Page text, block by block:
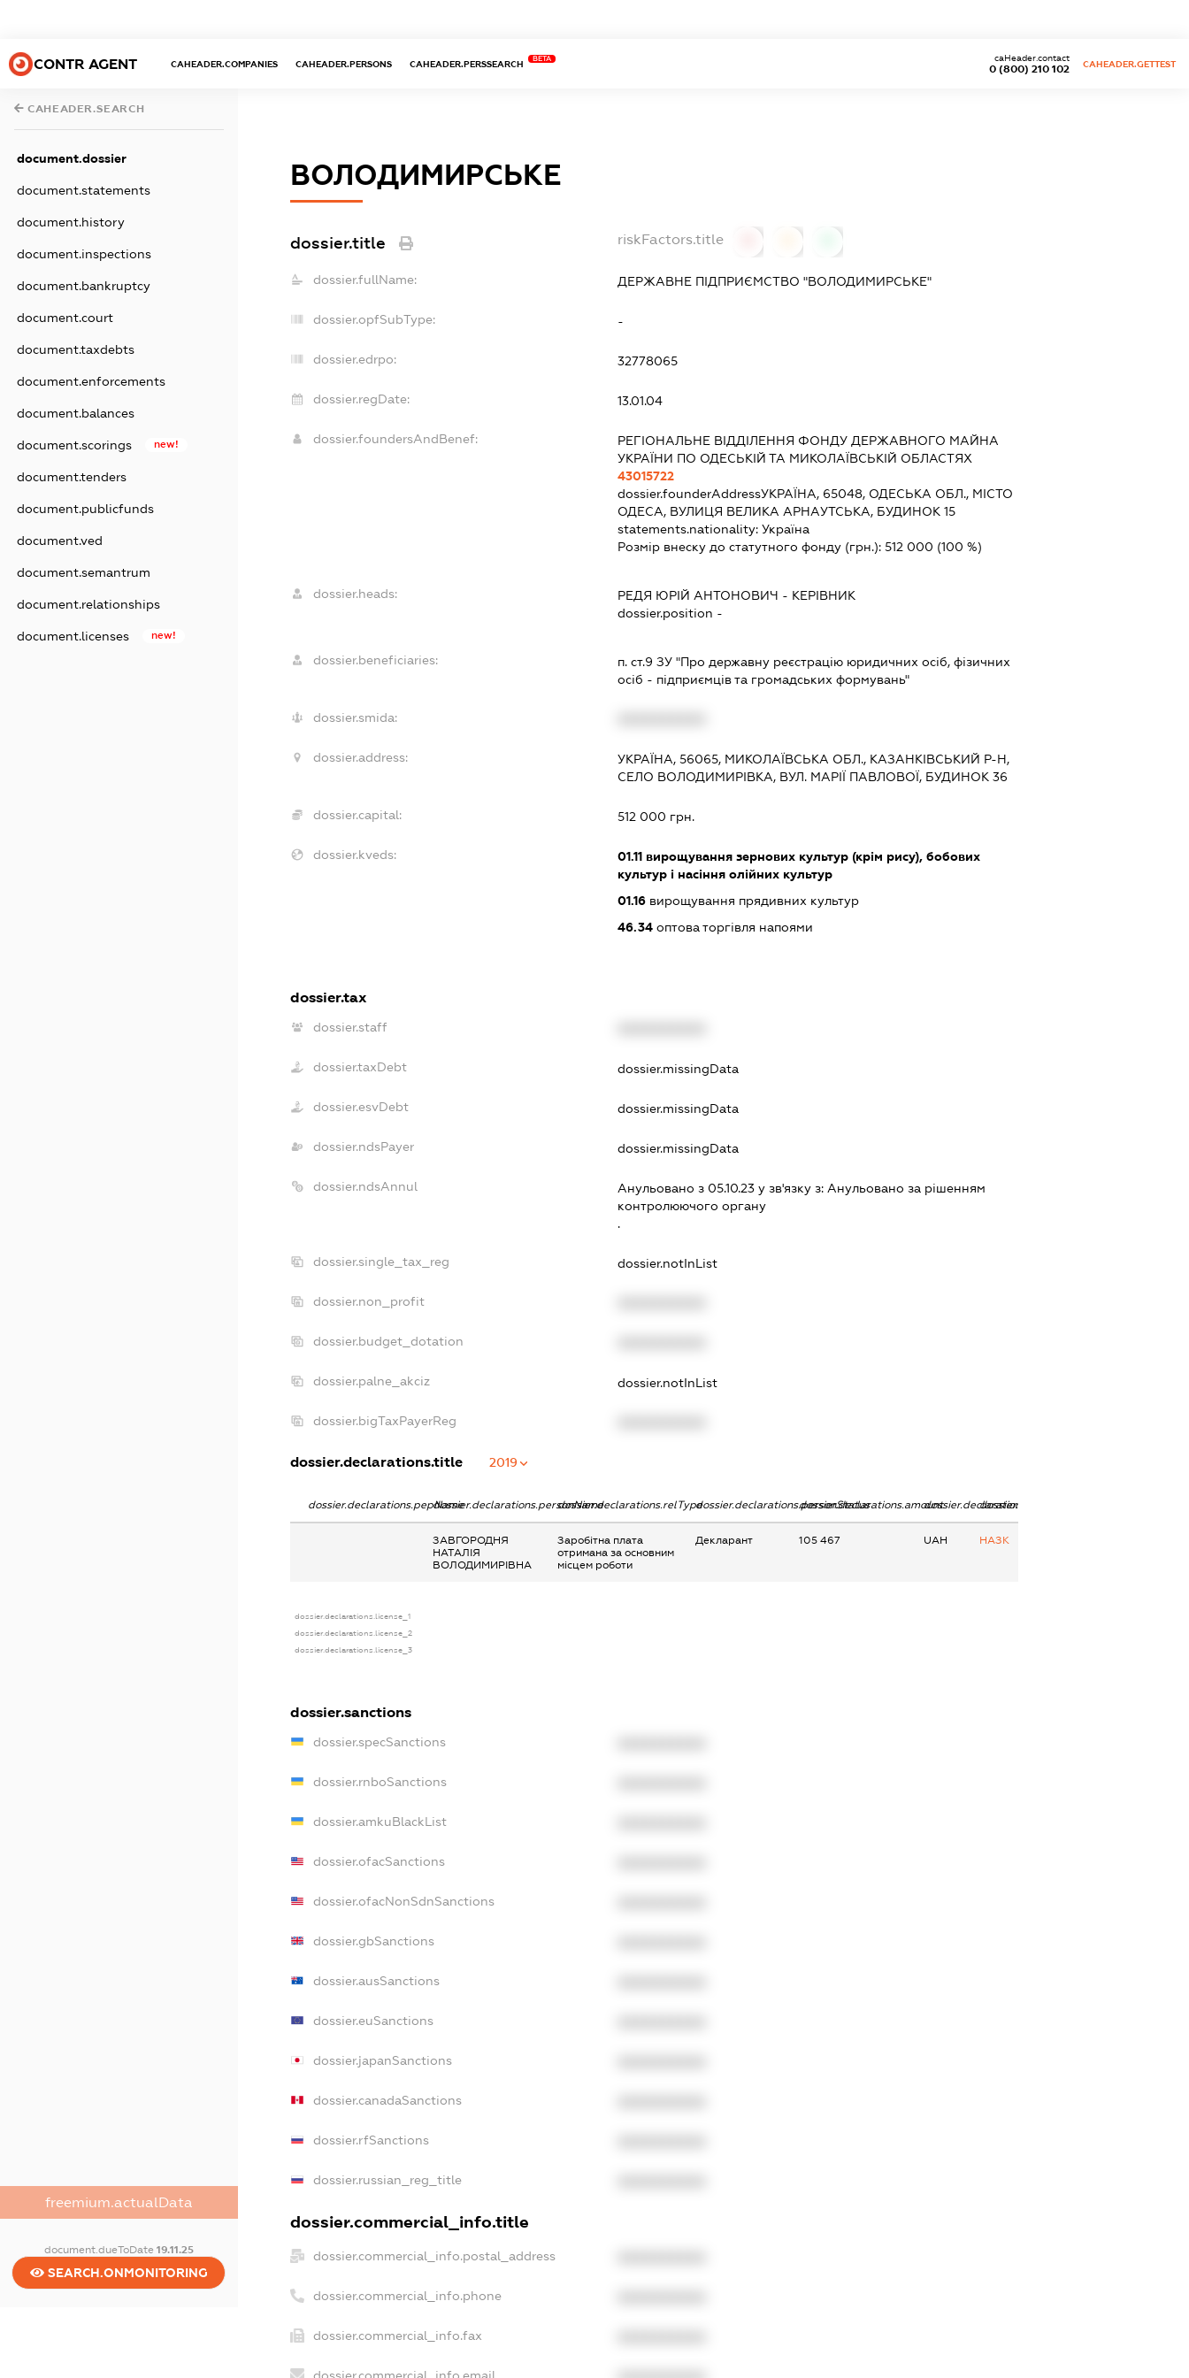
CONTR AGENT CAHEADER.COMPANIES CAHEADER.PERSONS CAHEADER.PERSSEARCH
BETA
0 (800) 210 102
caHeader.contact
CAHEADER.GETTEST
CAHEADER.SEARCH
document.dossier
document.statements
document.history
document.inspections
document.bankruptcy
document.court
document.taxdebts
document.enforcements
document.balances
document.scorings new!
document.tenders
document.publicfunds
document.ved
document.semantrum
document.relationships
document.licenses new!
freemium.actualData
document.dueToDate 19.11.25
SEARCH.ONMONITORING
ВОЛОДИМИРСЬКЕ
dossier.title riskFactors.title
dossier.fullName: ДЕРЖАВНЕ ПІДПРИЄМСТВО "ВОЛОДИМИРСЬКЕ"
dossier.opfSubType: -
dossier.edrpo: 32778065
dossier.regDate: 13.01.04
dossier.foundersAndBenef:
РЕГІОНАЛЬНЕ ВІДДІЛЕННЯ ФОНДУ ДЕРЖАВНОГО МАЙНА
УКРАЇНИ ПО ОДЕСЬКІЙ ТА МИКОЛАЇВСЬКІЙ ОБЛАСТЯХ
43015722
dossier.founderAddressУКРАЇНА, 65048, ОДЕСЬКА ОБЛ., МІСТО
ОДЕСА, ВУЛИЦЯ ВЕЛИКА АРНАУТСЬКА, БУДИНОК 15
statements.nationality:Україна
Розмір внеску до статутного фонду (грн.):512 000 (100 %)
dossier.heads: РЕДЯ ЮРІЙ АНТОНОВИЧ - КЕРІВНИК
dossier.position -
dossier.beneficiaries:
п. ст.9 ЗУ "Про державну реєстрацію юридичних осіб, фізичних
осіб - підприємців та громадських формувань"
dossier.smida:
dossier.address:
УКРАЇНА, 56065, МИКОЛАЇВСЬКА ОБЛ., КАЗАНКІВСЬКИЙ Р-Н,
СЕЛО ВОЛОДИМИРІВКА, ВУЛ. МАРІЇ ПАВЛОВОЇ, БУДИНОК 36
dossier.capital: 512 000 грн.
dossier.kveds: 01.11 вирощування зернових культур (крім рису), бобових
культур і насіння олійних культур
01.16 вирощування прядивних культур
46.34 оптова торгівля напоями
dossier.tax
dossier.staff
dossier.taxDebt dossier.missingData
dossier.esvDebt dossier.missingData
dossier.ndsPayer dossier.missingData
dossier.ndsAnnul Анульовано з 05.10.23 у зв'язку з:Анульовано за рiшенням
контролюючого органу
.
dossier.single_tax_reg dossier.notInList
dossier.non_profit
dossier.budget_dotation
dossier.palne_akciz dossier.notInList
dossier.bigTaxPayerReg
dossier.declarations.title 2019
dossier.declarations.pepNamedossier.declarations.personNamedossier.declarations.relTypedossier.declarations.personStatusdossier.declarations.amountdossier.declarations.currency
dossier.declarations.source
ЗАВГОРОДНЯ
НАТАЛІЯ
ВОЛОДИМИРІВНА
Заробітна плата
отримана за основним
місцем роботи
Декларант 105 467 UAH НАЗК
dossier.declarations.license_1
dossier.declarations.license_2
dossier.declarations.license_3
dossier.sanctions
dossier.specSanctions
dossier.rnboSanctions
dossier.amkuBlackList
dossier.ofacSanctions
dossier.ofacNonSdnSanctions
dossier.gbSanctions
dossier.ausSanctions
dossier.euSanctions
dossier.japanSanctions
dossier.canadaSanctions
dossier.rfSanctions
dossier.russian_reg_title
dossier.commercial_info.title
dossier.commercial_info.postal_address
dossier.commercial_info.phone
dossier.commercial_info.fax
dossier.commercial_info.email